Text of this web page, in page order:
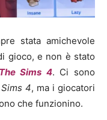
stata amichevole
gioco, e non è stato
The Sims 4. Ci sono
4, ma i giocatori
che funzionino.